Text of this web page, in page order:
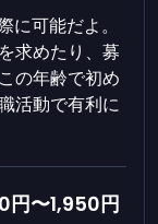
に可能だよ。
求めたり、募
の年齢で初め
活動で有利に
円〜1,950円